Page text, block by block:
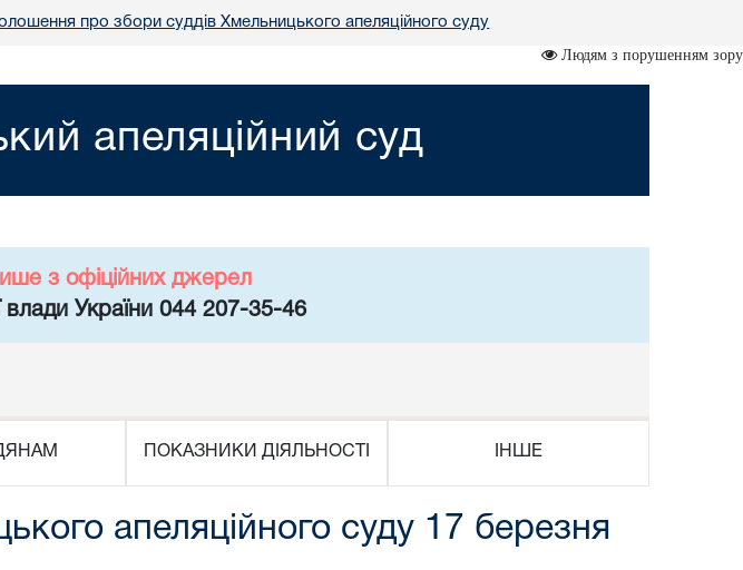
про збори суддів Хмельницького апеляційного суду
Людям з порушенням зору
апеляційний суд
з офіційних джерел
України 044 207-35-46
ПОКАЗНИКИ ДІЯЛЬНОСТІ ІНШЕ
апеляційного суду 17 березня